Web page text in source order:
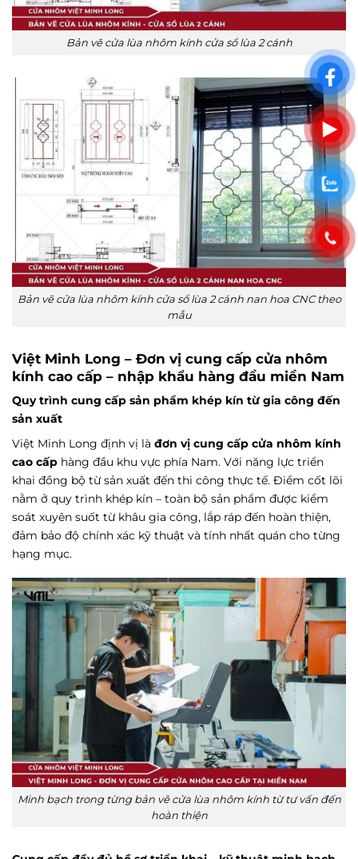
Bản vẽ cửa lùa nhôm kính cửa sổ lùa 2 cánh
Bản vẽ cửa lùa nhôm kính cửa sổ lùa 2 cánh nan hoa CNC theo
mẫu
Việt Minh Long – Đơn vị cung cấp cửa nhôm
kính cao cấp – nhập khẩu hàng đầu miền Nam
Quy trình cung cấp sản phẩm khép kín từ gia công đến
sản xuất
Việt Minh Long định vị là đơn vị cung cấp cửa nhôm kính
cao cấp hàng đầu khu vực phía Nam. Với năng lực triển
khai đồng bộ từ sản xuất đến thi công thực tế. Điểm cốt lõi
nằm ở quy trình khép kín – toàn bộ sản phẩm được kiểm
soát xuyên suốt từ khâu gia công, lắp ráp đến hoàn thiện,
đảm bảo độ chính xác kỹ thuật và tính nhất quán cho từng
hạng mục.
Minh bạch trong từng bản vẽ cửa lùa nhôm kính từ tư vấn đến
hoàn thiện